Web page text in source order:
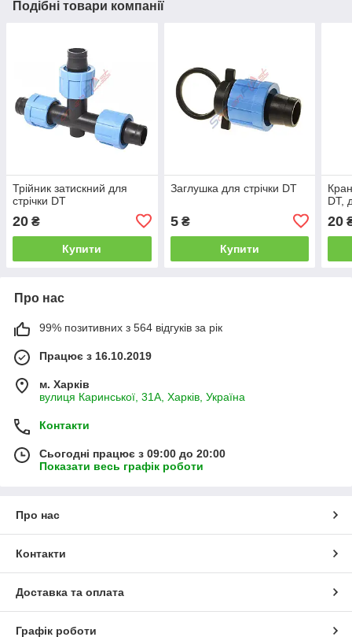
Подібні товари компанії
Трійник затискний для
стрічки DT
20 ₴
Купити
Заглушка для стрічки DT
5₴
Купити
DT,
20
Про нас
99% позитивних з 564 відгуків за рік
Працює з 16.10.2019
м. Харків
вулиця Каринської, 31А, Харків, Україна
Контакти
Сьогодні працює з 09:00 до 20:00
Показати весь графік роботи
Про нас
Контакти
Доставка та оплата
Графік роботи